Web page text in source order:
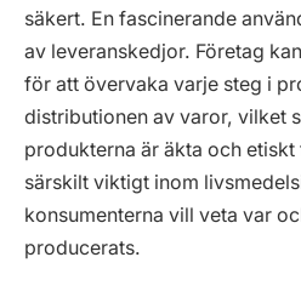
säkert. En fascinerande
av leveranskedjor. Företag
för att övervaka varje steg i
distributionen av varor, vilket
produkterna är äkta och
särskilt viktigt inom
konsumenterna vill veta var
producerats.